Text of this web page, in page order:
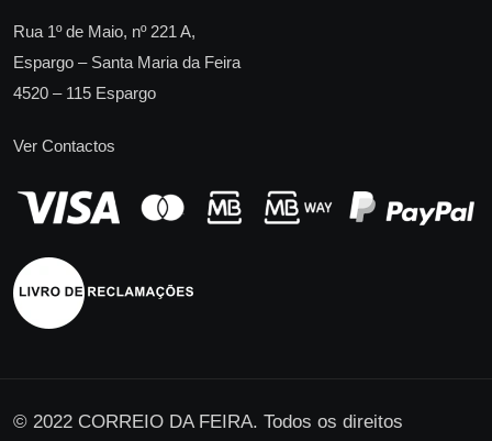
Rua 1º de Maio, nº 221 A,
Espargo – Santa Maria da Feira
4520 – 115 Espargo
Ver Contactos
© 2022 CORREIO DA FEIRA. Todos os direitos